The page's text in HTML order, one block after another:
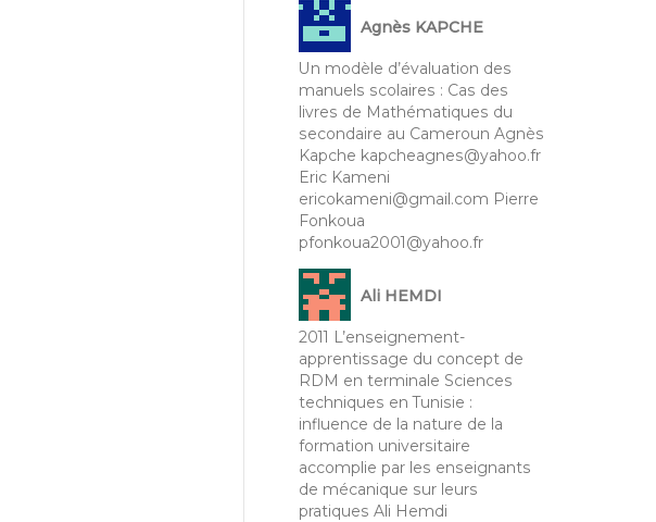
Agnès KAPCHE
Un modèle d’évaluation des
manuels scolaires : Cas des
livres de Mathématiques du
secondaire au Cameroun Agnès
Kapche kapcheagnes@yahoo.fr
Eric Kameni
ericokameni@gmail.com Pierre
Fonkoua
pfonkoua2001@yahoo.fr
Ali HEMDI
2011 L’enseignement-
apprentissage du concept de
RDM en terminale Sciences
techniques en Tunisie :
influence de la nature de la
formation universitaire
accomplie par les enseignants
de mécanique sur leurs
pratiques Ali Hemdi